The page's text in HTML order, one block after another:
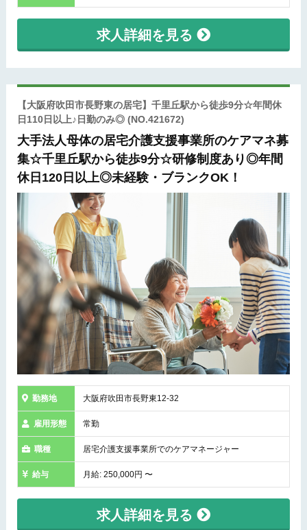
求人詳細を見る
【大阪府吹田市長野東の居宅】千里丘駅から徒歩9分☆年間休
日110日以上♪日勤のみ◎ (NO.421672)
大手法人母体の居宅介護支援事業所のケアマネ募
集☆千里丘駅から徒歩9分☆研修制度あり◎年間
休日120日以上◎未経験・ブランクOK！
勤務地 大阪府吹田市長野東12-32
雇用形態 常勤
職種 居宅介護支援事業所でのケアマネージャー
給与 月給: 250,000円 〜
求人詳細を見る